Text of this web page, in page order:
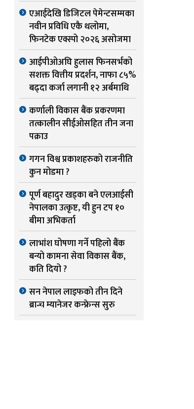
एआईदेखि डिजिटल पेमेन्टसम्मका
नवीन प्रविधि एकै थलोमा,
फिनटेक एक्स्पो २०२६ असोजमा
आईपीओअघि हुलास फिनसर्भको
सशक्त वित्तीय प्रदर्शन, नाफा ८५%
बढ्दा कर्जा लगानी १२ अर्बमाथि
कर्णाली विकास बैंक प्रकरणमा
तत्कालीन सीईओसहित तीन जना
पक्राउ
गगन विश्व प्रकाशहरुको राजनीति
कुन मोडमा ?
पूर्ण बहादुर खड्का बने एलआईसी
नेपालका उत्कृष्ट, यी हुन टप १०
बीमा अभिकर्ता
लाभांश घोषणा गर्ने पहिलो बैंक
बन्यो कामना सेवा विकास बैंक,
कति दियो ?
सन नेपाल लाइफको तीन दिने
ब्रान्च म्यानेजर कन्फ्रेन्स सुरु